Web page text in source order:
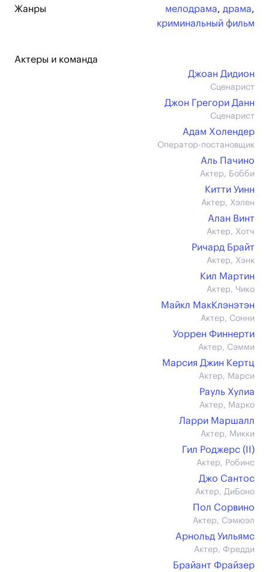
Жанры мелодрама, драма,
криминальный фильм
Актеры и команда
Джоан Дидион
Сценарист
Джон Грегори Данн
Сценарист
Адам Холендер
Оператор-постановщик
Аль Пачино
Актер, Бобби
Китти Уинн
Актер, Хэлен
Алан Винт
Актер, Хотч
Ричард Брайт
Актер, Хэнк
Кил Мартин
Актер, Чико
Майкл МакКлэнэтэн
Актер, Сонни
Уоррен Финнерти
Актер, Сэмми
Марсия Джин Кертц
Актер, Марси
Рауль Хулиа
Актер, Марко
Ларри Маршалл
Актер, Микки
Гил Роджерс (II)
Актер, Робинс
Джо Сантос
Актер, ДиБоно
Пол Сорвино
Актер, Сэмюэл
Арнольд Уильямс
Актер, Фредди
Брайант Фрайзер